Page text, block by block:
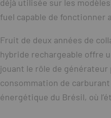
déjà utilisée sur les
fuel capable de fonctionner
Fruit de deux années de
hybride rechargeable offre
jouant le rôle de
consommation de
énergétique du Brésil, où